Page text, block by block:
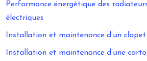
Performance énergétique des
électriques
Installation et maintenance d’un
Installation et maintenance d’une